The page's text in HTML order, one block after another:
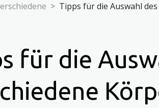
Tipps für die Auswahl
für die